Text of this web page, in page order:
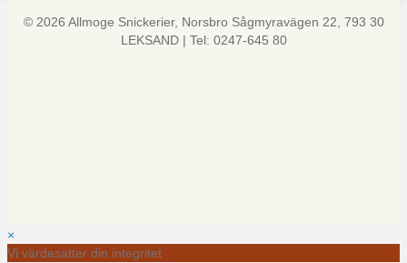
© 2026 Allmoge Snickerier, Norsbro Sågmyravägen 22, 793 30
LEKSAND | Tel: 0247-645 80
×
Vi värdesätter din integritet